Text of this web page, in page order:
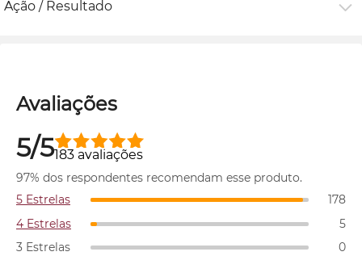
Ação / Resultado
Avaliações
5/5183 avaliações
97% dos respondentes recomendam esse produto.
5 Estrelas
178
4 Estrelas
5
3 Estrelas
0